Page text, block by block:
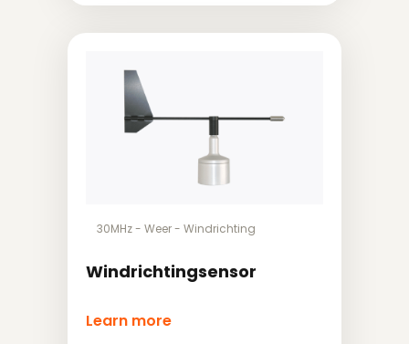
30MHz- Weer- Windrichting
Windrichtingsensor
Learn more